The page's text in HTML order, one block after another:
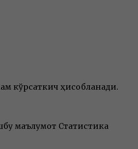
кўрсаткич ҳисобланади.
маълумот Статистика